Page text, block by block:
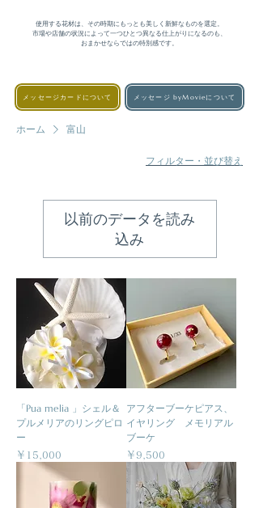
使用する花材は、その時期にもっとも美しく新鮮なものを選定。
市場や店舗の状況によって一つひとつ異なる仕上がりになるのも、
おまかせならではの特別感です。
メッセージカードについて メッセージ byMovieについて
ホーム 富山
フィルター・並び替え
以前のデータを読み
込み
「Pua melia 」シェル＆
プルメリアのリングピロ
ー
価格
￥15,000
アフターブーケピアス、
イヤリング メモリアル
ブーケ
価格
￥9,500